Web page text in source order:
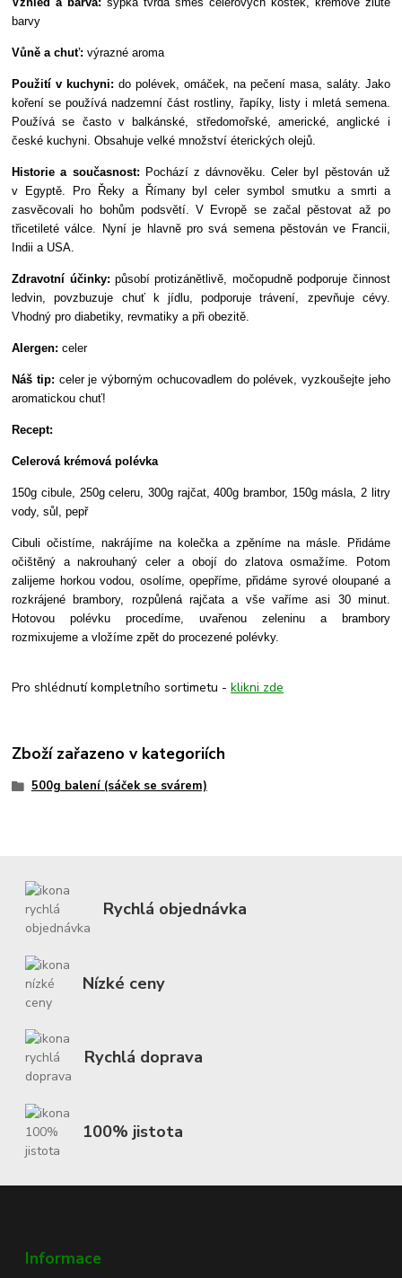
barvy
Vůně a chuť: výrazné aroma
Použití v kuchyni: do polévek, omáček, na pečení masa, saláty. Jako
koření se používá nadzemní část rostliny, řapíky, listy i mletá semena.
Používá se často v balkánské, středomořské, americké, anglické i
české kuchyni. Obsahuje velké množství éterických olejů.
Historie a současnost: Pochází z dávnověku. Celer byl pěstován už
v Egyptě. Pro Řeky a Římany byl celer symbol smutku a smrti a
zasvěcovali ho bohům podsvětí. V Evropě se začal pěstovat až po
třicetileté válce. Nyní je hlavně pro svá semena pěstován ve Francii,
Indii a USA.
Zdravotní účinky: působí protizánětlivě, močopudně podporuje činnost
ledvin, povzbuzuje chuť k jídlu, podporuje trávení, zpevňuje cévy.
Vhodný pro diabetiky, revmatiky a při obezitě.
Alergen: celer
Náš tip: celer je výborným ochucovadlem do polévek, vyzkoušejte jeho
aromatickou chuť!
Recept:
Celerová krémová polévka
150g cibule, 250g celeru, 300g rajčat, 400g brambor, 150g másla, 2 litry
vody, sůl, pepř
Cibuli očistíme, nakrájíme na kolečka a zpěníme na másle. Přidáme
očištěný a nakrouhaný celer a obojí do zlatova osmažíme. Potom
zalijeme horkou vodou, osolíme, opepříme, přidáme syrové oloupané a
rozkrájené brambory, rozpůlená rajčata a vše vaříme asi 30 minut.
Hotovou polévku procedíme, uvařenou zeleninu a brambory
rozmixujeme a vložíme zpět do procezené polévky.
Pro shlédnutí kompletního sortimetu -klikni zde
Zboží zařazeno v kategoriích
500g balení (sáček se svárem)
Rychlá objednávka
Nízké ceny
Rychlá doprava
100% jistota
Informace